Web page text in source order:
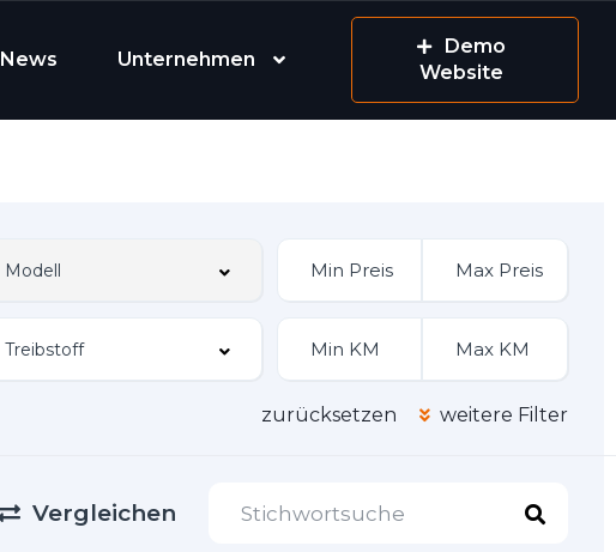
News Unternehmen
Demo
Website
zurücksetzen weitere Filter
Vergleichen